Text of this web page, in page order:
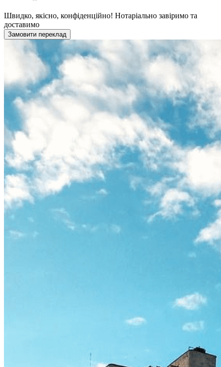
Швидко, якісно, конфіденційно! Нотаріально завіримо та
доставимо
Замовити переклад